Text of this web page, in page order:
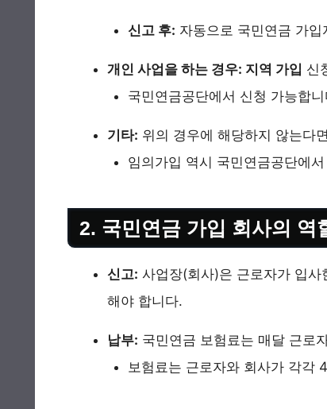
신고 후: 자동으로 국민연금 가입
개인 사업을 하는 경우: 지역 가입 신
국민연금공단에서 신청 가능합니
기타: 위의 경우에 해당하지 않는다면
임의가입 역시 국민연금공단에
2. 국민연금 가입 회사의 역
신고: 사업장(회사)은 근로자가 입
해야 합니다.
납부: 국민연금 보험료는 매달 근로
보험료는 근로자와 회사가 각각